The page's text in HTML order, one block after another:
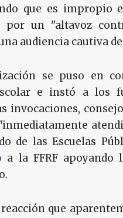
que es impropio
por un "altavoz
audiencia cautiva
se puso en
e instó a los
invocaciones,
de las Escuelas
a la FFRF apoyando
reacción que